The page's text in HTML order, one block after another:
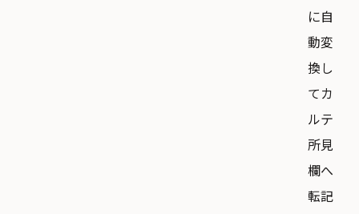
に自
動変
換し
てカ
ルテ
所見
欄へ
転記